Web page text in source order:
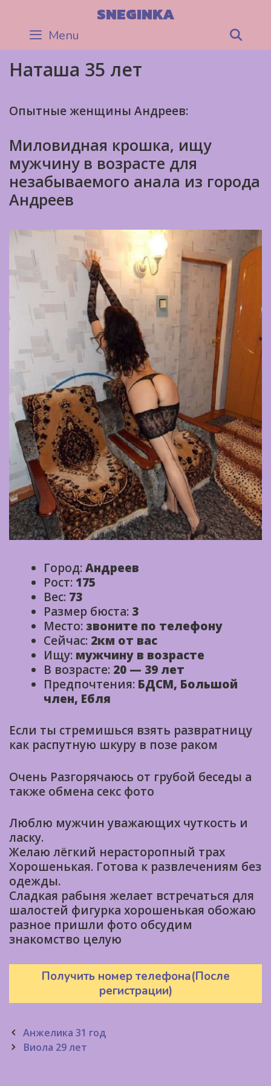
content
SNEGINKA
Menu
Наташа 35 лет
Опытные женщины Андреев:
Миловидная крошка, ищу
мужчину в возрасте для
незабываемого анала из города
Андреев
Город:Андреев
Рост: 175
Вес: 73
Размер бюста: 3
Место: звоните по телефону
Сейчас: 2км от вас
Ищу: мужчину в возрасте
В возрасте: 20 — 39 лет
Предпочтения: БДСМ, Большой
член, Ебля
Если ты стремишься взять развратницу
как распутную шкуру в позе раком
Очень Разгорячаюсь от грубой беседы а
также обмена секс фото
Люблю мужчин уважающих чуткость и
ласку.
Желаю лёгкий нерасторопный трах
Хорошенькая. Готова к развлечениям без
одежды.
Сладкая рабыня желает встречаться для
шалостей фигурка хорошенькая обожаю
разное пришли фото обсудим
знакомство целую
Получить номер телефона(После
регистрации)
Post
navigation
Анжелика 31 год
Виола 29 лет